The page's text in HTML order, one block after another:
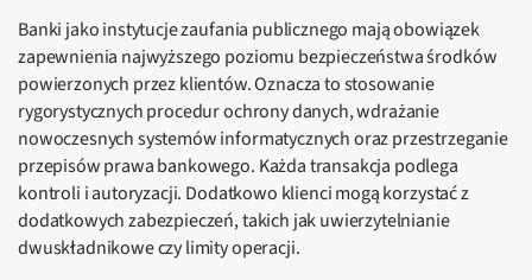
Banki jako instytucje zaufania publicznego mają obowiązek
zapewnienia najwyższego poziomu bezpieczeństwa środków
powierzonych przez klientów. Oznacza to stosowanie
rygorystycznych procedur ochrony danych, wdrażanie
nowoczesnych systemów informatycznych oraz przestrzeganie
przepisów prawa bankowego. Każda transakcja podlega
kontroli i autoryzacji. Dodatkowo klienci mogą korzystać z
dodatkowych zabezpieczeń, takich jak uwierzytelnianie
dwuskładnikowe czy limity operacji.